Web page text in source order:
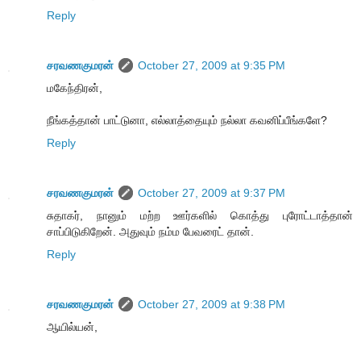
Reply
சரவணகுமரன்
October 27, 2009 at 9:35 PM
மகேந்திரன்,
நீங்கத்தான் பாட்டுனா, எல்லாத்தையும் நல்லா கவனிப்பீங்களே?
Reply
சரவணகுமரன்
October 27, 2009 at 9:37 PM
சுதாகர், நானும் மற்ற ஊர்களில் கொத்து புரோட்டாத்தான்
சாப்பிடுகிறேன். அதுவும் நம்ம பேவரைட் தான்.
Reply
சரவணகுமரன்
October 27, 2009 at 9:38 PM
ஆயில்யன்,